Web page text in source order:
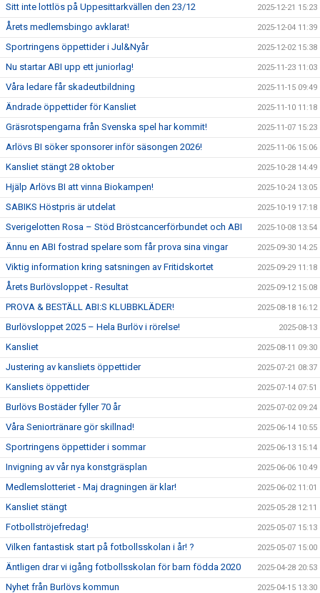
Sitt inte lottlös på Uppesittarkvällen den 23/12 2025-12-21 15:23
Årets medlemsbingo avklarat! 2025-12-04 11:39
Sportringens öppettider i Jul&Nyår 2025-12-02 15:38
Nu startar ABI upp ett juniorlag! 2025-11-23 11:03
Våra ledare får skadeutbildning 2025-11-15 09:49
Ändrade öppettider för Kansliet 2025-11-10 11:18
Gräsrotspengarna från Svenska spel har kommit! 2025-11-07 15:23
Arlövs BI söker sponsorer inför säsongen 2026! 2025-11-06 15:06
Kansliet stängt 28 oktober 2025-10-28 14:49
Hjälp Arlövs BI att vinna Biokampen! 2025-10-24 13:05
SABIKS Höstpris är utdelat 2025-10-19 17:18
Sverigelotten Rosa – Stöd Bröstcancerförbundet och ABI 2025-10-08 13:54
Ännu en ABI fostrad spelare som får prova sina vingar 2025-09-30 14:25
Viktig information kring satsningen av Fritidskortet 2025-09-29 11:18
Årets Burlövsloppet - Resultat 2025-09-12 15:08
PROVA & BESTÄLL ABI:S KLUBBKLÄDER! 2025-08-18 16:12
Burlövsloppet 2025 – Hela Burlöv i rörelse! 2025-08-13
Kansliet 2025-08-11 09:30
Justering av kansliets öppettider 2025-07-21 08:37
Kansliets öppettider 2025-07-14 07:51
Burlövs Bostäder fyller 70 år 2025-07-02 09:24
Våra Seniortränare gör skillnad! 2025-06-14 10:55
Sportringens öppettider i sommar 2025-06-13 15:14
Invigning av vår nya konstgräsplan 2025-06-06 10:49
Medlemslotteriet - Maj dragningen är klar! 2025-06-02 11:01
Kansliet stängt 2025-05-28 12:11
Fotbollströjefredag! 2025-05-07 15:13
Vilken fantastisk start på fotbollsskolan i år! ? 2025-05-07 15:00
Äntligen drar vi igång fotbollsskolan för barn födda 2020 2025-04-28 20:53
Nyhet från Burlövs kommun 2025-04-15 13:30